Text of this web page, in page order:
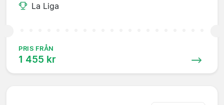
La Liga
PRIS FRÅN
1 455 kr